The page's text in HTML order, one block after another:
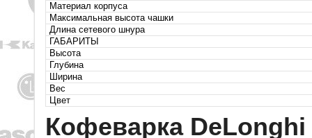
Материал корпуса
Максимальная высота чашки
Длина сетевого шнура
ГАБАРИТЫ
Высота
Глубина
Ширина
Вес
Цвет
Кофеварка